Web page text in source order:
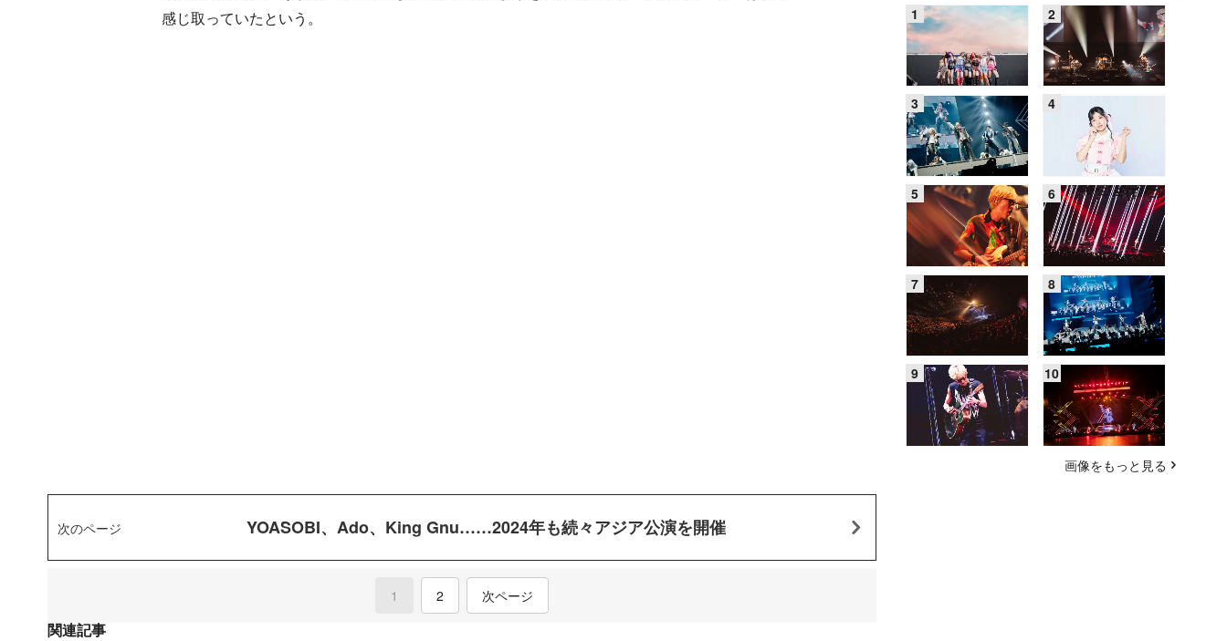
感じ取っていたという。
次のページ YOASOBI、Ado、King Gnu……2024年も続々アジア公演を開催
1 (current)
2 次ページ
関連記事
画像をもっと見る